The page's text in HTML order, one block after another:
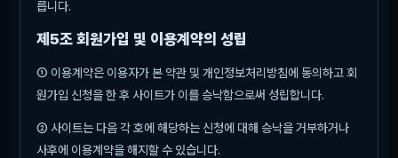
릅니다.
제5조 회원가입 및 이용계약의 성립
① 이용계약은 이용자가 본 약관 및 개인정보처리방침에 동의하고 회
원가입 신청을 한 후 사이트가 이를 승낙함으로써 성립합니다.
② 사이트는 다음 각 호에 해당하는 신청에 대해 승낙을 거부하거나
사후에 이용계약을 해지할 수 있습니다.